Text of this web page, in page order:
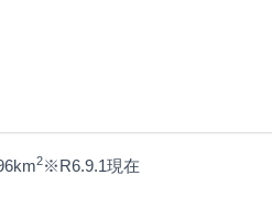
2※R6.9.1現在